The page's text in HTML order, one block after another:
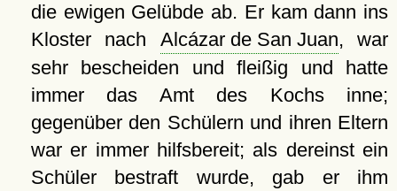
die ewigen Gelübde ab. Er kam dann ins
Kloster nach Alcázar de San Juan, war
sehr bescheiden und fleißig und hatte
immer das Amt des Kochs inne;
gegenüber den Schülern und ihren Eltern
war er immer hilfsbereit; als dereinst ein
Schüler bestraft wurde, gab er ihm